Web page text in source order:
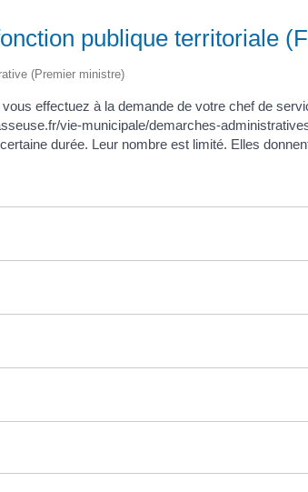
publique territoriale
(Premier ministre)
effectuez à la demande de votre chef de
vie-municipale/demarches-
durée. Leur nombre est limité. Elles